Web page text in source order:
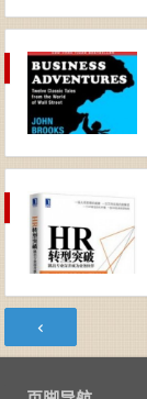
文章导航